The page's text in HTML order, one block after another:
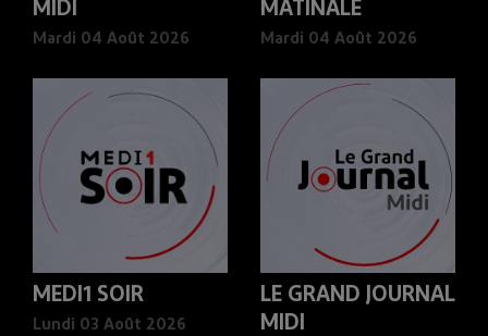
MIDI
Mardi 04 Août 2026
MATINALE
Mardi 04 Août 2026
MEDI1 SOIR
Lundi 03 Août 2026
LE GRAND JOURNAL
MIDI